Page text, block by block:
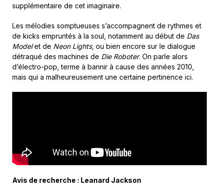
supplémentaire de cet imaginaire.
Les mélodies somptueuses s’accompagnent de rythmes et
de kicks empruntés à la soul, notamment au début de Das
Modelet de Neon Lights, ou bien encore sur le dialogue
détraqué des machines de Die Roboter. On parle alors
d’électro-pop, terme à bannir à cause des années 2010,
mais qui a malheureusement une certaine pertinence ici.
Avis de recherche : Leanard Jackson